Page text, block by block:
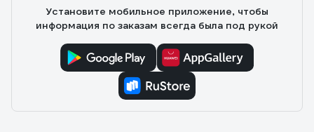
Установите мобильное приложение, чтобы
информация по заказам всегда была под рукой